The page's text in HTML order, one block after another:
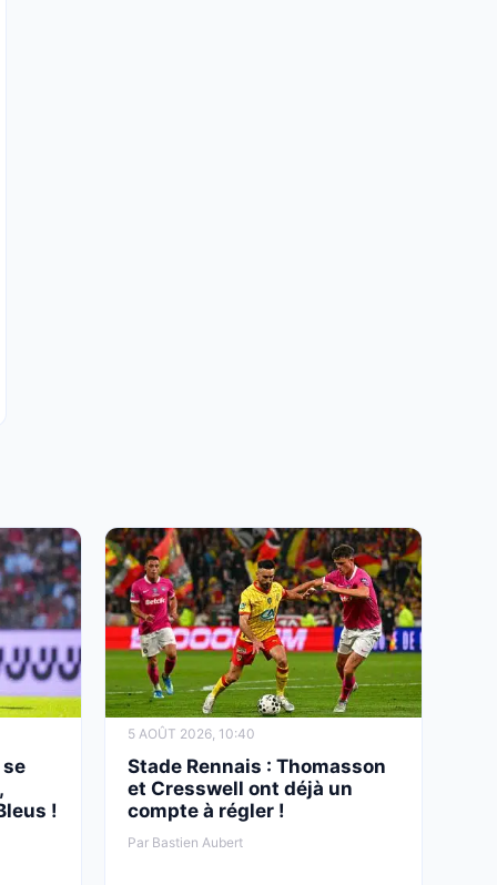
se
!
5 AOÛT 2026, 10:40
Stade Rennais : Thomasson
et Cresswell ont déjà un
compte à régler !
Par Bastien Aubert